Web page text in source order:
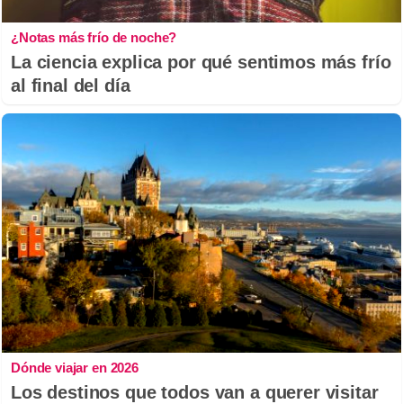
¿Notas más frío de noche?
La ciencia explica por qué sentimos más frío
al final del día
Dónde viajar en 2026
Los destinos que todos van a querer visitar